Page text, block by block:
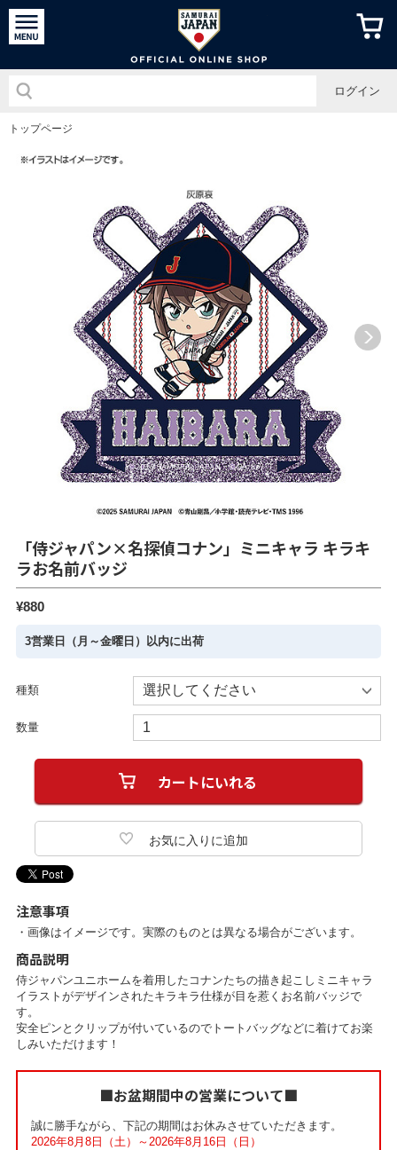
侍ジャパ
ログイン
トップページ
「侍ジャパン×名探偵コナン」ミニキャラ キラキ
ラお名前バッジ
¥880
3営業日（月～金曜日）以内に出荷
種類
数量
注意事項
・画像はイメージです。実際のものとは異なる場合がございます。
商品説明
侍ジャパンユニホームを着用したコナンたちの描き起こしミニキャラ
イラストがデザインされたキラキラ仕様が目を惹くお名前バッジで
す。
安全ピンとクリップが付いているのでトートバッグなどに着けてお楽
しみいただけます！
■お盆期間中の営業について■
誠に勝手ながら、下記の期間はお休みさせていただきます。
2026年8月8日（土）～2026年8月16日（日）